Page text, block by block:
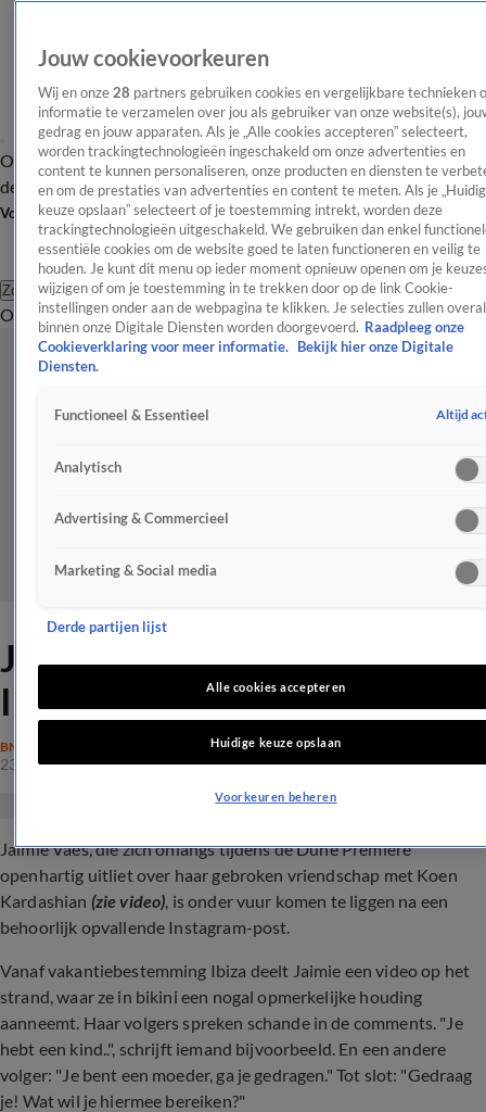
OverzichtAfleveringen Entertainment TV Algemeen
Tip
de redactieNieuwsbrief
Volg Shownieuws
Zoeken
OverzichtEntertainmentSpraakmakendRealityCrimeVideo's
Jaimie Vaes onder vuur na
Instagram-post: 'Gedraag je'
BN'ERS
23 mrt 2024, 17:08
Jaimie Vaes, die zich onlangs tijdens de Dune Première
openhartig uitliet over haar gebroken vriendschap met Koen
Kardashian (zie video), is onder vuur komen te liggen na een
behoorlijk opvallende Instagram-post.
Vanaf vakantiebestemming Ibiza deelt Jaimie een video op het
strand, waar ze in bikini een nogal opmerkelijke houding
aanneemt. Haar volgers spreken schande in de comments. " Je
hebt een kind..", schrijft iemand bijvoorbeeld. En een andere
volger: "Je bent een moeder, ga je gedragen." Tot slot: "Gedraag
je! Wat wil je hiermee bereiken?"
Jouw cookievoorkeuren
Wij en onze 28 partners gebruiken cookies en vergelijkbare technieken
informatie te verzamelen over jou als gebruiker van onze website(s),
gedrag en jouw apparaten. Als je „Alle cookies accepteren” selecteert,
worden trackingtechnologieën ingeschakeld om onze advertenties en
content te kunnen personaliseren, onze producten en diensten te
en om de prestaties van advertenties en content te meten. Als je
keuze opslaan” selecteert of je toestemming intrekt, worden deze
trackingtechnologieën uitgeschakeld. We gebruiken dan enkel
essentiële cookies om de website goed te laten functioneren en veilig te
houden. Je kunt dit menu op ieder moment opnieuw openen om je
wijzigen of om je toestemming in te trekken door op de link Cookie-
instellingen onder aan de webpagina te klikken. Je selecties zullen overal
binnen onze Digitale Diensten worden doorgevoerd. Raadpleeg onze
Cookieverklaring voor meer informatie.
Bekijk hier onze Digitale
Diensten.
Functioneel & Essentieel Altijd
Analytisch
Advertising & Commercieel
Marketing & Social media
Derde partijen lijst
Alle cookies accepteren
Huidige keuze opslaan
Voorkeuren beheren